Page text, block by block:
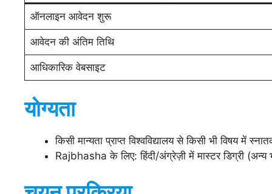
ऑनलाइन आवेदन शुरू
आवेदन की अंतिम तिथि
आधिकारिक वेबसाइट
योग्यता
किसी मान्यता प्राप्त विश्वविद्यालय से किसी भी विषय में
Rajbhasha के लिए: हिंदी/अंग्रेज़ी में मास्टर डिग्री (अन्य